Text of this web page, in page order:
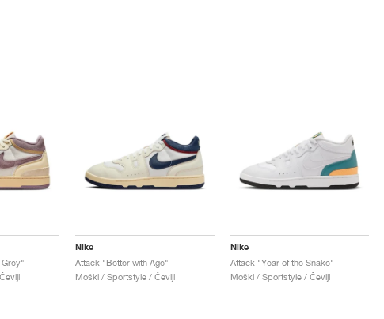
Grey"
Nike
Attack "Better with Age"
Moški / Sportstyle / Čevlji
Nike
Attack "Year of the Snake"
Moški / Sportstyle / Čevlji